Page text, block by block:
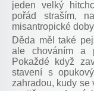
jeden velký
pořád straším,
misantropické
Děda měl také
ale chováním a
Pokaždé když
stavení s
zahradou, kudy se